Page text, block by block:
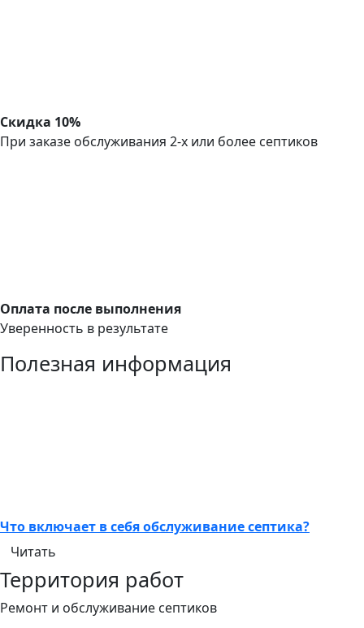
Скидка 10%
При заказе обслуживания 2-х или более септиков
Оплата после выполнения
Уверенность в результате
Полезная информация
Что включает в себя обслуживание септика?
Читать
Территория работ
Ремонт и обслуживание септиков